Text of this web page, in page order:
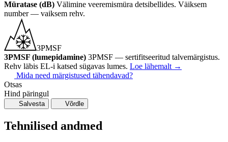
Müratase (dB) Välimine veeremismüra detsibellides. Väiksem
number — vaiksem rehv.
3PMSF
3PMSF (lumepidamine) 3PMSF — sertifitseeritud talvemärgistus.
Rehv läbis EL-i katsed sügavas lumes. Loe lähemalt →
Mida need märgistused tähendavad?
Otsas
Hind päringul
Salvesta Võrdle
Tehnilised andmed